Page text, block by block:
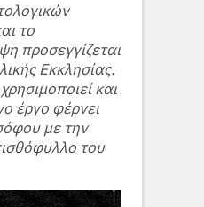
το
προσεγγίζεται
Εκκλησίας.
και
έργο φέρνει
με την
του